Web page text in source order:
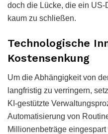
doch die Lücke, die ein
kaum zu schließen.
Technologische
Kostensenkung
Um die Abhängigkeit von
langfristig zu verringern,
KI-gestützte
Automatisierung von
Millionenbeträge